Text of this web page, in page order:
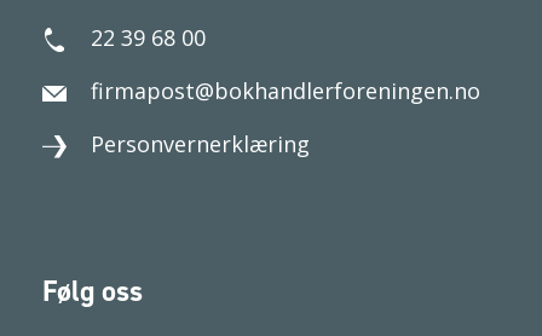
22 39 68 00
firmapost@bokhandlerforeningen.no
Personvernerklæring
Følg oss